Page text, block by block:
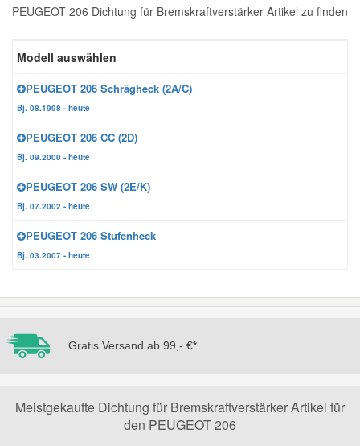
PEUGEOT 206 Dichtung für Bremskraftverstärker Artikel zu finden
Modell auswählen
PEUGEOT 206 Schrägheck (2A/C)
Bj. 08.1998 - heute
PEUGEOT 206 CC (2D)
Bj. 09.2000 - heute
PEUGEOT 206 SW (2E/K)
Bj. 07.2002 - heute
PEUGEOT 206 Stufenheck
Bj. 03.2007 - heute
Gratis Versand ab 99,- €*
Meistgekaufte Dichtung für Bremskraftverstärker Artikel für
den PEUGEOT 206
Reparatur-Zubehör
Schlüsselgehäuse
Winter-Autozubehör
Hyundai Ersatzteile
Jeep Ersatzteile
Kia Ersatzteile
Lancia Ersatzteile